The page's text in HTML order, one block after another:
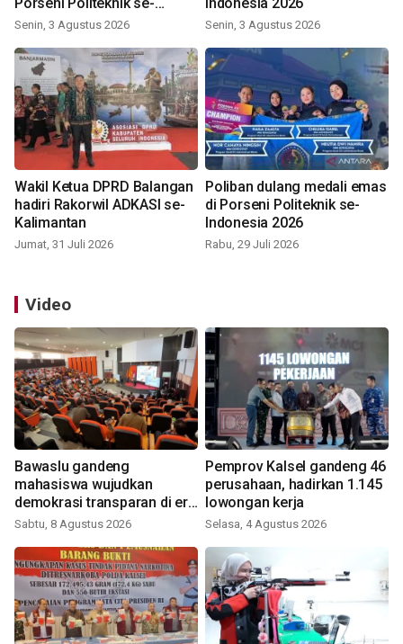
Indonesia 2026
Senin, 3 Agustus 2026 Senin, 3 Agustus 2026
Wakil Ketua DPRD Balangan
hadiri Rakorwil ADKASI se-
Kalimantan
Jumat, 31 Juli 2026
Poliban dulang medali emas
di Porseni Politeknik se-
Indonesia 2026
Rabu, 29 Juli 2026
Video
Bawaslu gandeng
mahasiswa wujudkan
demokrasi transparan di era
digital
Sabtu, 8 Agustus 2026
Pemprov Kalsel gandeng 46
perusahaan, hadirkan 1.145
lowongan kerja
Selasa, 4 Agustus 2026